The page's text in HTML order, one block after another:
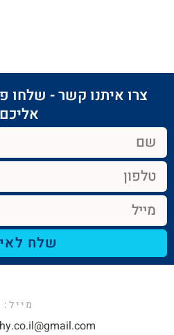
צרו איתנו קשר - שלחו
אליכם​
שלח
מייל:​